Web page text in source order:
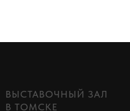
ВЫСТАВОЧНЫЙ ЗАЛ
В ТОМСКЕ